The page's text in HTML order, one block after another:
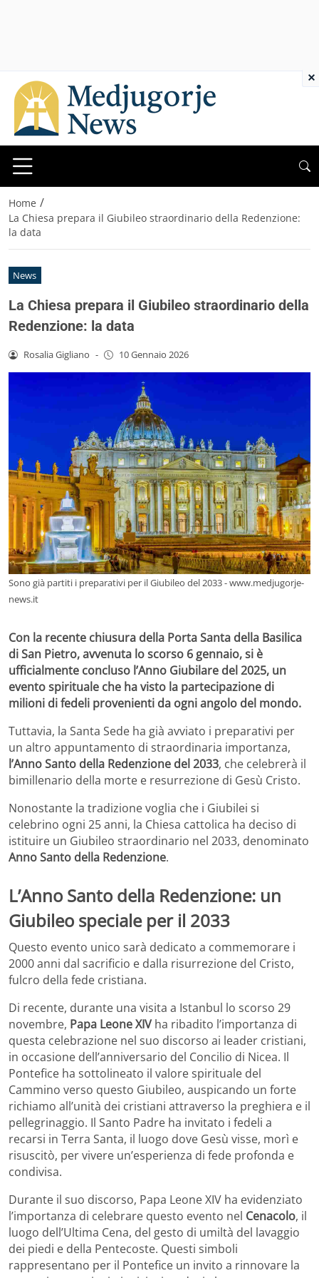
Home /
La Chiesa prepara il Giubileo straordinario della Redenzione:
la data
News
La Chiesa prepara il Giubileo straordinario della
Redenzione: la data
Rosalia Gigliano - 10 Gennaio 2026
Sono già partiti i preparativi per il Giubileo del 2033 - www.medjugorje-
news.it
Con la recente chiusura della Porta Santa della Basilica
di San Pietro, avvenuta lo scorso 6 gennaio, si è
ufficialmente concluso l’Anno Giubilare del 2025, un
evento spirituale che ha visto la partecipazione di
milioni di fedeli provenienti da ogni angolo del mondo.
Tuttavia, la Santa Sede ha già avviato i preparativi per
un altro appuntamento di straordinaria importanza,
l’Anno Santo della Redenzione del 2033, che celebrerà il
bimillenario della morte e resurrezione di Gesù Cristo.
Nonostante la tradizione voglia che i Giubilei si
celebrino ogni 25 anni, la Chiesa cattolica ha deciso di
istituire un Giubileo straordinario nel 2033, denominato
Anno Santo della Redenzione.
L’Anno Santo della Redenzione: un
Giubileo speciale per il 2033
Questo evento unico sarà dedicato a commemorare i
2000 anni dal sacrificio e dalla risurrezione del Cristo,
fulcro della fede cristiana.
Di recente, durante una visita a Istanbul lo scorso 29
novembre, Papa Leone XIVha ribadito l’importanza di
questa celebrazione nel suo discorso ai leader cristiani,
in occasione dell’anniversario del Concilio di Nicea. Il
Pontefice ha sottolineato il valore spirituale del
Cammino verso questo Giubileo, auspicando un forte
richiamo all’unità dei cristiani attraverso la preghiera e il
pellegrinaggio. Il Santo Padre ha invitato i fedeli a
recarsi in Terra Santa, il luogo dove Gesù visse, morì e
risuscitò, per vivere un’esperienza di fede profonda e
condivisa.
Durante il suo discorso, Papa Leone XIV ha evidenziato
l’importanza di celebrare questo evento nel Cenacolo, il
luogo dell’Ultima Cena, del gesto di umiltà del lavaggio
dei piedi e della Pentecoste. Questi simboli
rappresentano per il Pontefice un invito a rinnovare la
×